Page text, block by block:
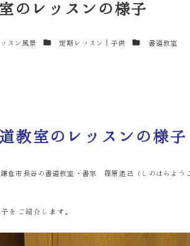
のレッスンの様子
スン風景 カテゴリー
定期レッスン｜子供 カテゴリー
書道教室
教室のレッスンの様子
鎌倉市長谷の書道教室・書家 篠原遙己（しのはらよう
をご紹介します。